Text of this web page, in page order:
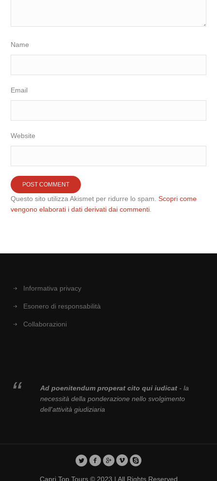
Name
Email
Website
Questo sito utilizza Akismet per ridurre lo spam.Scopri come
vengono elaborati i dati derivati dai commenti
Informativa privacy
Esonero di responsabilità
Collaborazioni
Ad poenitendum properat cito qui iudicat- la
necessità della ponderazione nello svolgimento
dell'attività giudiziaria
Capri Top Tours © 2023 | All Rights Reserved